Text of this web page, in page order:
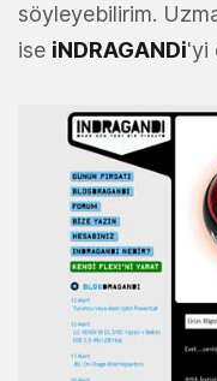
söyleyebilirim.
ise iNDRAGANDi'yi